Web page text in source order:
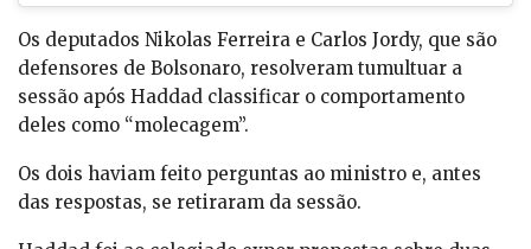
Os deputados Nikolas Ferreira e Carlos Jordy, que são
defensores de Bolsonaro, resolveram tumultuar a
sessão após Haddad classificar o comportamento
deles como “molecagem”.
Os dois haviam feito perguntas ao ministro e, antes
das respostas, se retiraram da sessão.